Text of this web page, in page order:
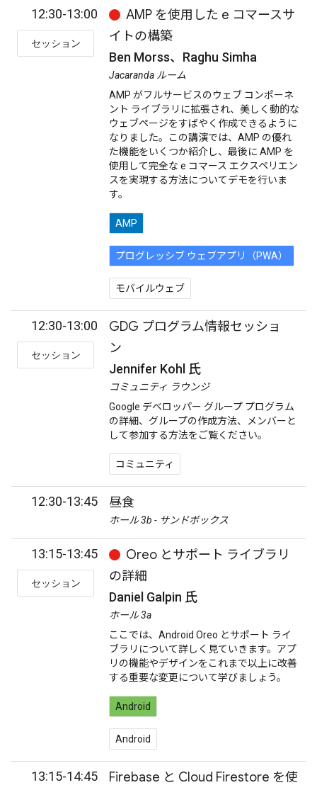
12:30-13:00
セッション
AMP を使用した e コマースサ
イトの構築
Ben Morss、Raghu Simha
Jacaranda ルーム
AMP がフルサービスのウェブ コンポーネ
ント ライブラリに拡張され、美しく動的な
ウェブページをすばやく作成できるように
なりました。この講演では、AMP の優れ
た機能をいくつか紹介し、最後に AMP を
使用して完全な e コマース エクスペリエン
スを実現する方法についてデモを行いま
す。
AMP
プログレッシブ ウェブアプリ（PWA）
モバイルウェブ
12:30-13:00
セッション
GDG プログラム情報セッショ
ン
Jennifer Kohl 氏
コミュニティ ラウンジ
Google デベロッパー グループ プログラム
の詳細、グループの作成方法、メンバーと
して参加する方法をご覧ください。
コミュニティ
12:30-13:45 昼食
ホール 3b - サンドボックス
13:15-13:45
セッション
Oreo とサポート ライブラリ
の詳細
Daniel Galpin 氏
ホール 3a
ここでは、Android Oreo とサポート ライ
ブラリについて詳しく見ていきます。アプ
リの機能やデザインをこれまで以上に改善
する重要な変更について学びましょう。
Android
Android
13:15-14:45
Firebase と Cloud Firestore を使